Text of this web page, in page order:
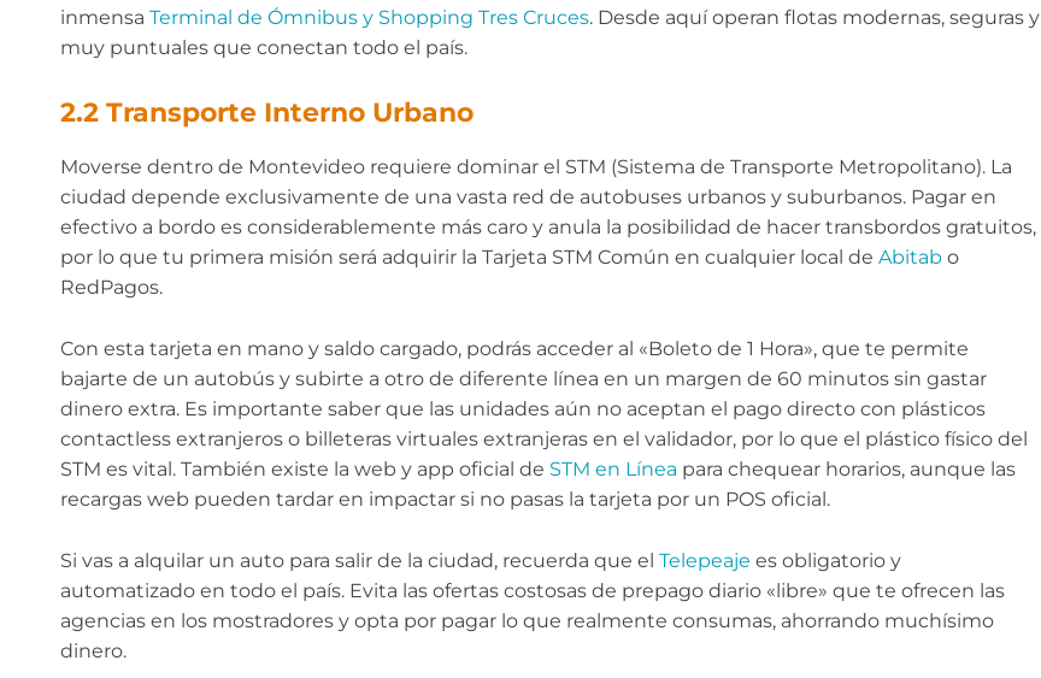
inmensa Terminal de Ómnibus y Shopping Tres Cruces. Desde aquí operan flotas modernas, seguras y
muy puntuales que conectan todo el país.
2.2 Transporte Interno Urbano
Moverse dentro de Montevideo requiere dominar el STM (Sistema de Transporte Metropolitano). La
ciudad depende exclusivamente de una vasta red de autobuses urbanos y suburbanos. Pagar en
efectivo a bordo es considerablemente más caro y anula la posibilidad de hacer transbordos gratuitos,
por lo que tu primera misión será adquirir la Tarjeta STM Común en cualquier local de Abitab o
RedPagos.
Con esta tarjeta en mano y saldo cargado, podrás acceder al «Boleto de 1 Hora», que te permite
bajarte de un autobús y subirte a otro de diferente línea en un margen de 60 minutos sin gastar
dinero extra. Es importante saber que las unidades aún no aceptan el pago directo con plásticos
contactless extranjeros o billeteras virtuales extranjeras en el validador, por lo que el plástico físico del
STM es vital. También existe la web y app oficial de STM en Línea para chequear horarios, aunque las
recargas web pueden tardar en impactar si no pasas la tarjeta por un POS oficial.
Si vas a alquilar un auto para salir de la ciudad, recuerda que el Telepeaje es obligatorio y
automatizado en todo el país. Evita las ofertas costosas de prepago diario «libre» que te ofrecen las
agencias en los mostradores y opta por pagar lo que realmente consumas, ahorrando muchísimo
dinero.